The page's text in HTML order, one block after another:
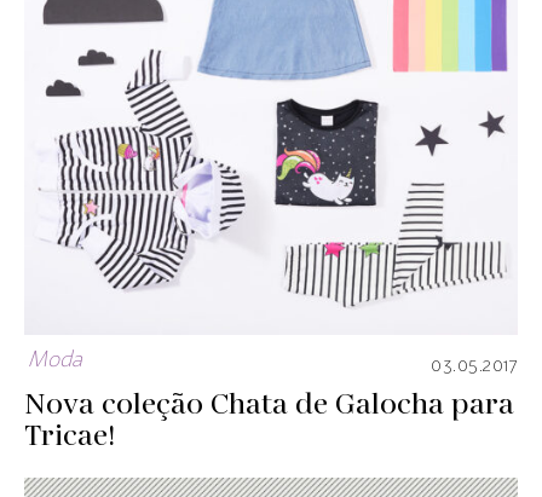
Moda 03.05.2017
Nova coleção Chata de Galocha para
Tricae!